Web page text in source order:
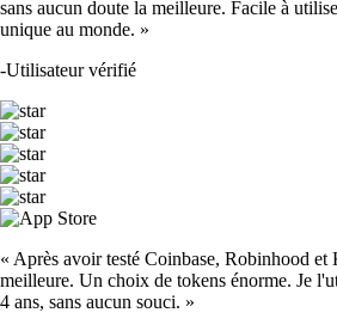
sans aucun doute la meilleure. Facile à
unique au monde. »
-Utilisateur vérifié
« Après avoir testé Coinbase, Robinhood
meilleure. Un choix de tokens énorme. Je
4 ans, sans aucun souci. »